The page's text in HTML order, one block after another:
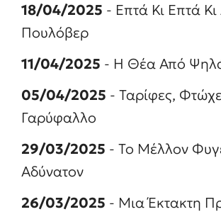
18/04/2025 - Επτά Κι Επτά
Πουλόβερ
11/04/2025 - Η Θέα Από
05/04/2025 - Ταρίφες,
Γαρύφαλλο
29/03/2025 - Το Μέλλον
Αδύνατον
26/03/2025 - Μια Έκτακτη